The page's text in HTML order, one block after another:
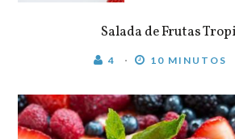
Salada de Frutas
4 10 MINUTOS